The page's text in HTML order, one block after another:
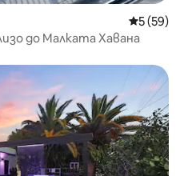
Средна
5 (59)
до Малката Хавана